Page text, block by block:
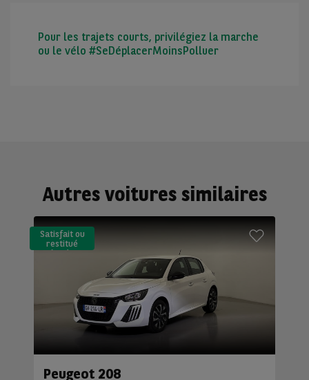
Pour les trajets courts, privilégiez la marche
ou le vélo #SeDéplacerMoinsPolluer
Autres voitures similaires
Satisfait ou
restitué
(LLD)*
Peugeot 208